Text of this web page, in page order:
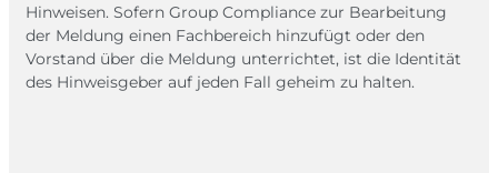
Hinweisen. Sofern Group Compliance zur Bearbeitung
der Meldung einen Fachbereich hinzufügt oder den
Vorstand über die Meldung unterrichtet, ist die Identität
des Hinweisgeber auf jeden Fall geheim zu halten. ​​​​​​​